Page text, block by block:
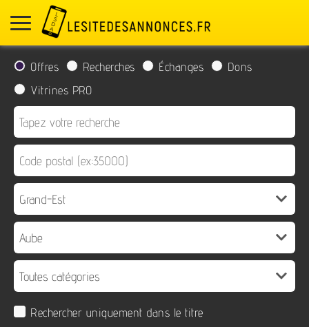
Offres Recherches Échanges
Dons
Vitrines PRO
Rechercher uniquement dans le titre